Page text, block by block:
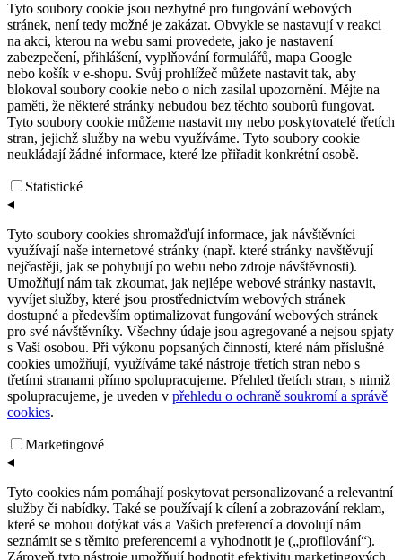
Tyto soubory cookie jsou nezbytné pro fungování webových
stránek, není tedy možné je zakázat. Obvykle se nastavují v reakci
na akci, kterou na webu sami provedete, jako je nastavení
zabezpečení, přihlášení, vyplňování formulářů, mapa Google
nebo košík v e-shopu. Svůj prohlížeč můžete nastavit tak, aby
blokoval soubory cookie nebo o nich zasílal upozornění. Mějte na
paměti, že některé stránky nebudou bez těchto souborů fungovat.
Tyto soubory cookie můžeme nastavit my nebo poskytovatelé třetích
stran, jejichž služby na webu využíváme. Tyto soubory cookie
neukládají žádné informace, které lze přiřadit konkrétní osobě.
Statistické
◂
Tyto soubory cookies shromažďují informace, jak návštěvníci
využívají naše internetové stránky (např. které stránky navštěvují
nejčastěji, jak se pohybují po webu nebo zdroje návštěvnosti).
Umožňují nám tak zkoumat, jak nejlépe webové stránky nastavit,
vyvíjet služby, které jsou prostřednictvím webových stránek
dostupné a především optimalizovat fungování webových stránek
pro své návštěvníky. Všechny údaje jsou agregované a nejsou spjaty
s Vaší osobou. Při výkonu popsaných činností, které nám příslušné
cookies umožňují, využíváme také nástroje třetích stran nebo s
třetími stranami přímo spolupracujeme. Přehled třetích stran, s nimiž
spolupracujeme, je uveden v přehledu o ochraně soukromí a správě
cookies.
Marketingové
◂
Tyto cookies nám pomáhají poskytovat personalizované a relevantní
služby či nabídky. Také se používají k cílení a zobrazování reklam,
které se mohou dotýkat vás a Vašich preferencí a dovolují nám
seznámit se s těmito preferencemi a vyhodnotit je („profilování“).